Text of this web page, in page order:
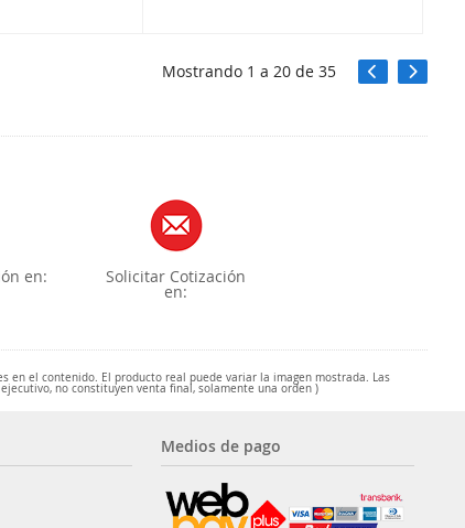
Mostrando 1 a 20 de35
en: Solicitar Cotización
en:
en el contenido. El producto real puede variar la imagen mostrada. Las
no constituyen venta final, solamente una orden )
Medios de pago